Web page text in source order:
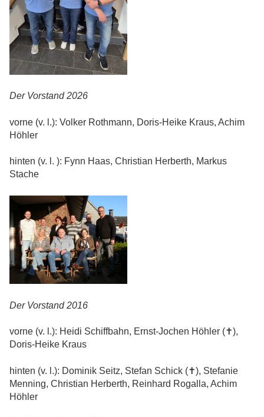
Der Vorstand 2026
vorne (v. l.): Volker Rothmann, Doris-Heike Kraus, Achim
Höhler
hinten (v. l. ): Fynn Haas, Christian Herberth, Markus
Stache
Der Vorstand 2016
vorne (v. l.): Heidi Schiffbahn, Ernst-Jochen Höhler (✝),
Doris-Heike Kraus
hinten (v. l.): Dominik Seitz, Stefan Schick (✝), Stefanie
Menning, Christian Herberth, Reinhard Rogalla, Achim
Höhler